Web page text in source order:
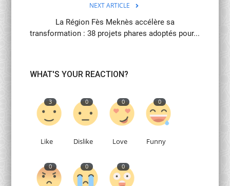
NEXT ARTICLE
La Région Fès Meknès accélère sa
transformation : 38 projets phares adoptés pour...
WHAT'S YOUR REACTION?
3
Like
0
Dislike
0
Love
0
Funny
0 0 0